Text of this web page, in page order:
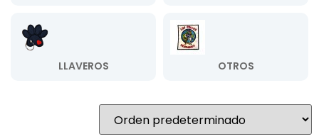
LLAVEROS OTROS